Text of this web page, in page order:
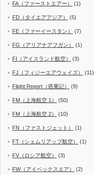
FA（ファーストエアー） (1)
FD（タイエアアジア） (5)
FE（ファーイースタン） (7)
FG（アリアナアフガン） (1)
FI（アイスランド航空） (3)
FJ（フィジーエアウェイズ） (11)
Flight Report（搭乗記） (9)
FM（上海航空 1） (50)
FM（上海航空 2） (10)
FN（ファストジェット） (1)
FT（シェムリアップ航空） (1)
FV（ロシア航空） (3)
FW（アイベックスエア） (2)